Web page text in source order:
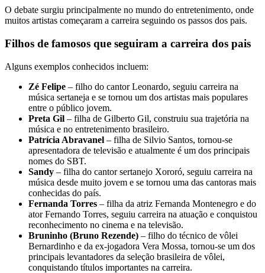
O debate surgiu principalmente no mundo do entretenimento, onde
muitos artistas começaram a carreira seguindo os passos dos pais.
Filhos de famosos que seguiram a carreira dos pais
Alguns exemplos conhecidos incluem:
Zé Felipe – filho do cantor Leonardo, seguiu carreira na
música sertaneja e se tornou um dos artistas mais populares
entre o público jovem.
Preta Gil – filha de Gilberto Gil, construiu sua trajetória na
música e no entretenimento brasileiro.
Patrícia Abravanel – filha de Silvio Santos, tornou-se
apresentadora de televisão e atualmente é um dos principais
nomes do SBT.
Sandy – filha do cantor sertanejo Xororó, seguiu carreira na
música desde muito jovem e se tornou uma das cantoras mais
conhecidas do país.
Fernanda Torres – filha da atriz Fernanda Montenegro e do
ator Fernando Torres, seguiu carreira na atuação e conquistou
reconhecimento no cinema e na televisão.
Bruninho (Bruno Rezende) – filho do técnico de vôlei
Bernardinho e da ex-jogadora Vera Mossa, tornou-se um dos
principais levantadores da seleção brasileira de vôlei,
conquistando títulos importantes na carreira.